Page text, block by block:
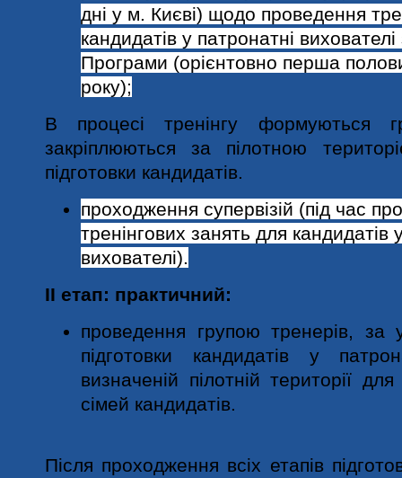
дні у м. Києві) щодо проведення
кандидатів у патронатні
Програми (орієнтовно перша
року);
В процесі тренінгу формуються
закріплюються за пілотною
підготовки кандидатів.
проходження супервізій (під час
тренінгових занять для кандидатів
вихователі).
ІІ етап: практичний:
проведення групою тренерів, за
підготовки кандидатів у
визначеній пілотній території
сімей кандидатів.
Після проходження всіх етапів